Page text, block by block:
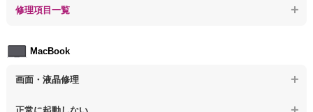
【ノートパソコン】ウィルス感染のその他の問題
【ノートパソコン】事例紹介
修理項目一覧
【ノートパソコン】電源故障
MacBook
画面・液晶修理
【macbook】画面の割れ・破損